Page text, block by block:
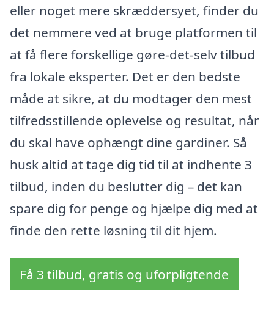
eller noget mere skræddersyet, finder du
det nemmere ved at bruge platformen til
at få flere forskellige gøre-det-selv tilbud
fra lokale eksperter. Det er den bedste
måde at sikre, at du modtager den mest
tilfredsstillende oplevelse og resultat, når
du skal have ophængt dine gardiner. Så
husk altid at tage dig tid til at indhente 3
tilbud, inden du beslutter dig – det kan
spare dig for penge og hjælpe dig med at
finde den rette løsning til dit hjem.
Få 3 tilbud, gratis og uforpligtende